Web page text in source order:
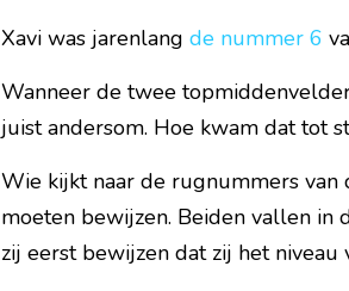
Xavi was jarenlang de nummer 6
Wanneer de twee
juist andersom. Hoe kwam dat tot
Wie kijkt naar de rugnummers van
moeten bewijzen. Beiden vallen
zij eerst bewijzen dat zij het niveau